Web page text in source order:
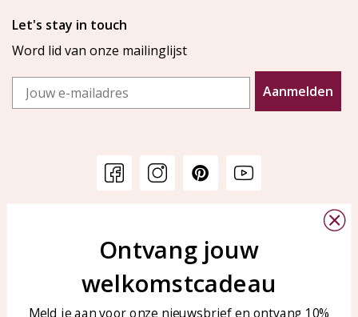
Let's stay in touch
Word lid van onze mailinglijst
Email
Aanmelden
Veelgestelde vragen
Sieraden onderhouden
Bellen of WhatsApp Ma-Vr
tussen 09:00-17:00
Tel: 0850003187
WhatsApp: 0850003187
Ontvang jouw
welkomstcadeau
Meld je aan voor onze nieuwsbrief en ontvang 10%